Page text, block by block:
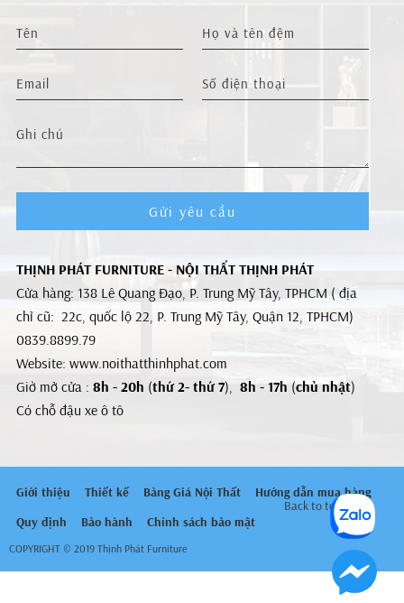
Gửi yêu cầu
THỊNH PHÁT FURNITURE - NỘI THẤT THỊNH PHÁT
Cửa hàng: 138 Lê Quang Đạo, P. Trung Mỹ Tây, TPHCM ( địa
chỉ cũ: 22c, quốc lộ 22, P. Trung Mỹ Tây, Quận 12, TPHCM)
0839.8899.79
Website: www.noithatthinhphat.com
Giờ mở cửa : 8h - 20h (thứ 2- thứ 7), 8h - 17h (chủ nhật)
Có chỗ đậu xe ô tô
Giới thiệu Thiết kế Bảng Giá Nội Thất
Hướng dẫn mua hàng
Quy định
Bảo hành Chính sách bảo mật
COPYRIGHT © 2019 Thịnh Phát Furniture
Back to top